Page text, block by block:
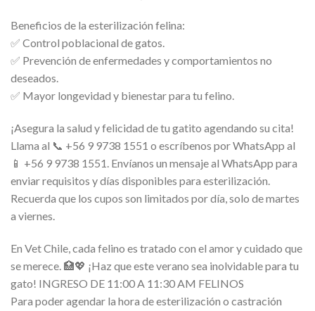
Beneficios de la esterilización felina:
✅ Control poblacional de gatos.
✅ Prevención de enfermedades y comportamientos no
deseados.
✅ Mayor longevidad y bienestar para tu felino.
¡Asegura la salud y felicidad de tu gatito agendando su cita!
Llama al 📞 +56 9 9738 1551 o escríbenos por WhatsApp al
📱 +56 9 9738 1551. Envíanos un mensaje al WhatsApp para
enviar requisitos y días disponibles para esterilización.
Recuerda que los cupos son limitados por día, solo de martes
a viernes.
En Vet Chile, cada felino es tratado con el amor y cuidado que
se merece. 🏥💖 ¡Haz que este verano sea inolvidable para tu
gato! INGRESO DE 11:00 A 11:30 AM FELINOS
Para poder agendar la hora de esterilización o castración